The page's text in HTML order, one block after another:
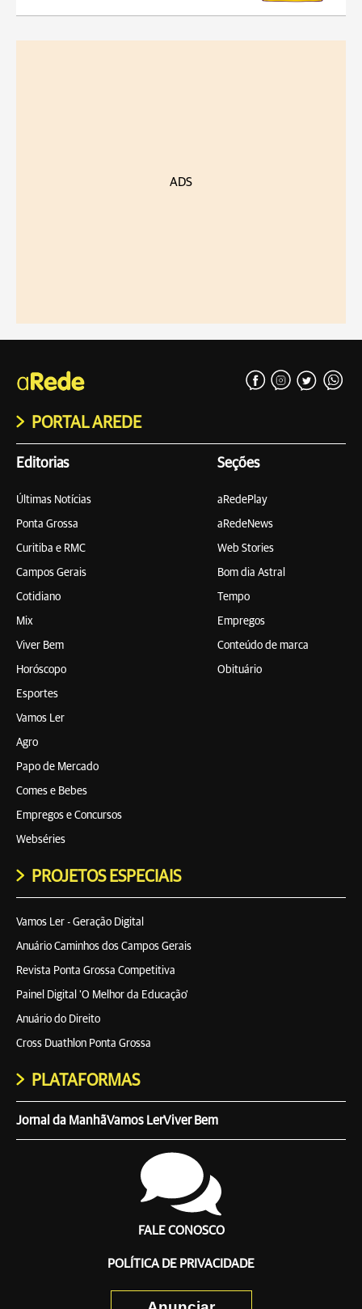
ADS
PORTAL AREDE
Editorias
Últimas Notícias
Ponta Grossa
Curitiba e RMC
Campos Gerais
Cotidiano
Mix
Viver Bem
Horóscopo
Esportes
Vamos Ler
Agro
Papo de Mercado
Comes e Bebes
Empregos e Concursos
Webséries
Seções
aRedePlay
aRedeNews
Web Stories
Bom dia Astral
Tempo
Empregos
Conteúdo de marca
Obituário
PROJETOS ESPECIAIS
Vamos Ler - Geração Digital
Anuário Caminhos dos Campos Gerais
Revista Ponta Grossa Competitiva
Painel Digital 'O Melhor da Educação'
Anuário do Direito
Cross Duathlon Ponta Grossa
PLATAFORMAS
Jornal da ManhãVamos LerViver Bem
FALE CONOSCO
POLÍTICA DE PRIVACIDADE